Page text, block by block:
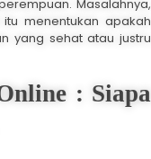
Masalahnya,
menentukan apakah
yang sehat atau justru
: Siapa